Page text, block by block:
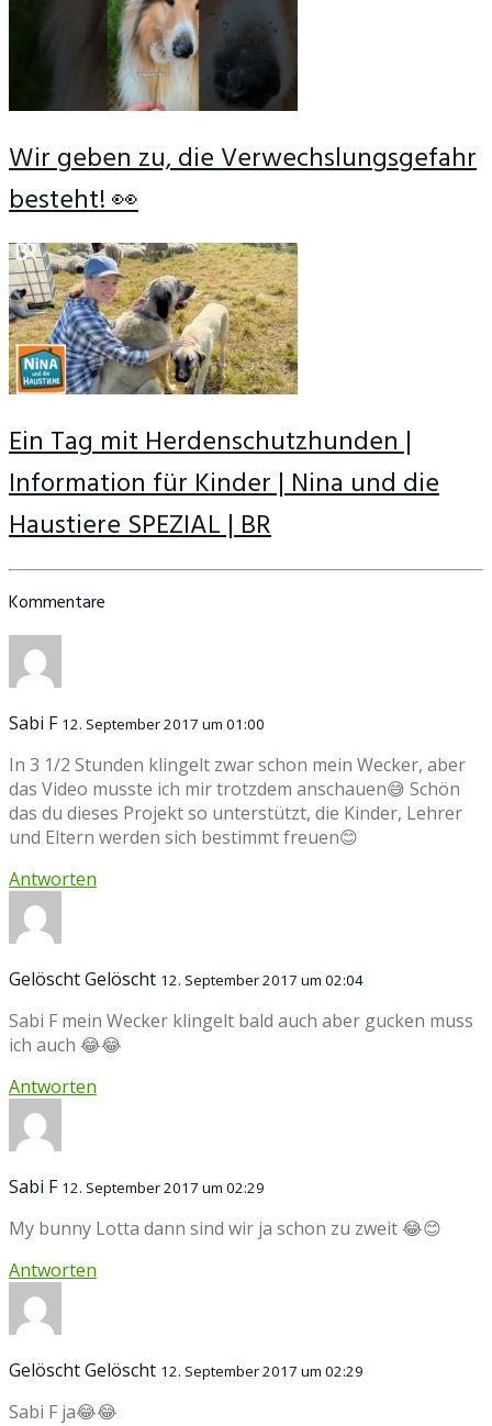
Wir geben zu, die Verwechslungsgefahr
besteht! 👀
Ein Tag mit Herdenschutzhunden |
Information für Kinder | Nina und die
Haustiere SPEZIAL | BR
Kommentare
Sabi F 12. September 2017 um 01:00
In 3 1/2 Stunden klingelt zwar schon mein Wecker, aber
das Video musste ich mir trotzdem anschauen😅 Schön
das du dieses Projekt so unterstützt, die Kinder, Lehrer
und Eltern werden sich bestimmt freuen😊
Antworten
Gelöscht Gelöscht 12. September 2017 um 02:04
Sabi F mein Wecker klingelt bald auch aber gucken muss
ich auch 😂😂
Antworten
Sabi F 12. September 2017 um 02:29
My bunny Lotta dann sind wir ja schon zu zweit 😂😊
Antworten
Gelöscht Gelöscht 12. September 2017 um 02:29
Sabi F ja😂😂